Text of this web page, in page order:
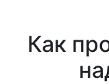
Как